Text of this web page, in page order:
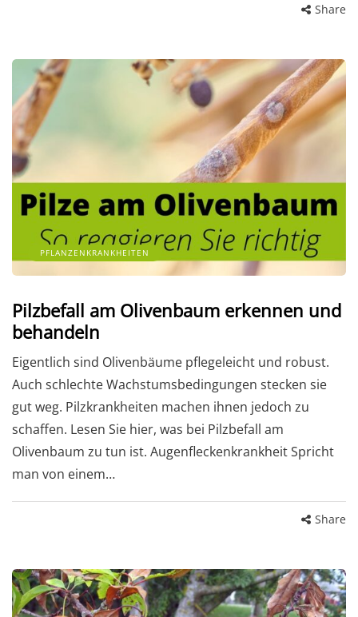
Share
PFLANZENKRANKHEITEN
Pilzbefall am Olivenbaum erkennen und
behandeln
Eigentlich sind Olivenbäume pflegeleicht und robust.
Auch schlechte Wachstumsbedingungen stecken sie
gut weg. Pilzkrankheiten machen ihnen jedoch zu
schaffen. Lesen Sie hier, was bei Pilzbefall am
Olivenbaum zu tun ist. Augenfleckenkrankheit Spricht
man von einem…
Share